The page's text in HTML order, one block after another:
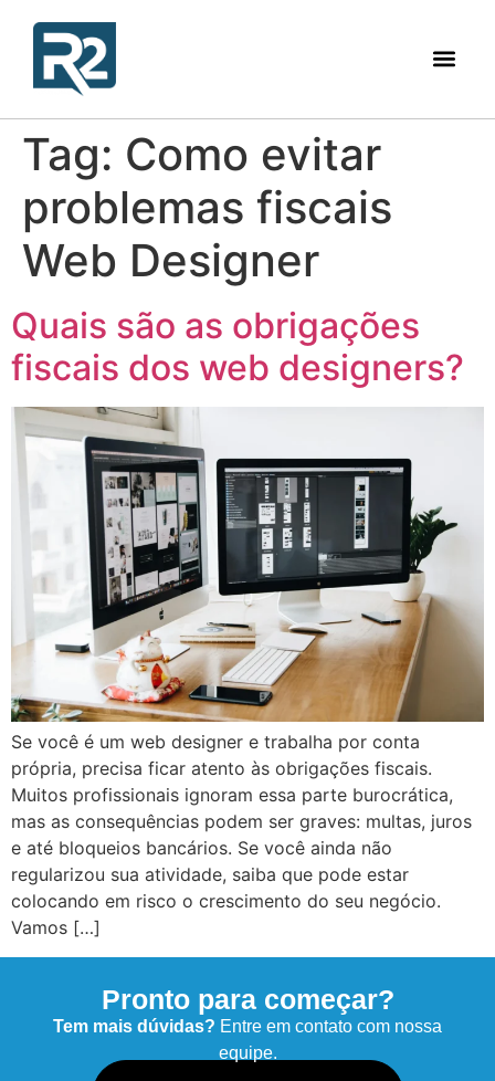
Tag: Como evitar
problemas fiscais
Web Designer
Quais são as obrigações
fiscais dos web designers?
Se você é um web designer e trabalha por conta
própria, precisa ficar atento às obrigações fiscais.
Muitos profissionais ignoram essa parte burocrática,
mas as consequências podem ser graves: multas, juros
e até bloqueios bancários. Se você ainda não
regularizou sua atividade, saiba que pode estar
colocando em risco o crescimento do seu negócio.
Vamos […]
Pronto para começar?
Tem mais dúvidas? Entre em contato com nossa
equipe.